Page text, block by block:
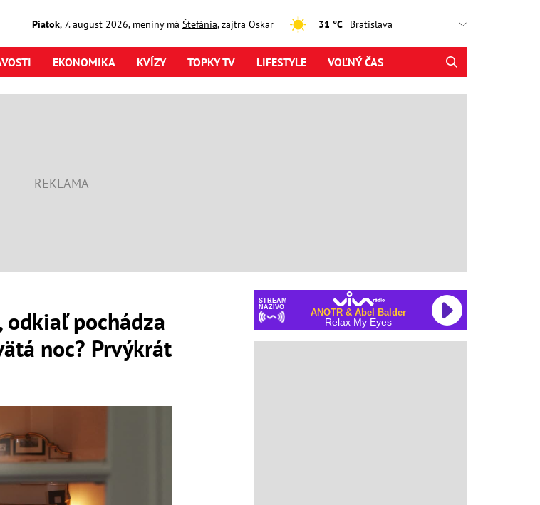
Piatok,7. august2026, meniny má Štefánia, zajtra Oskar 31 °C
EKONOMIKA KVÍZY TOPKY TV LIFESTYLE VOĽNÝ ČAS
odkiaľ pochádza
noc? Prvýkrát
STREAM
NAŽIVO
ANOTR & Abel Balder
Relax My Eyes